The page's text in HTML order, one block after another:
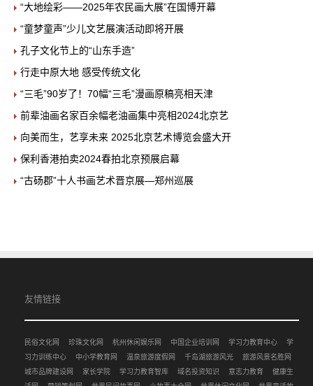
“大地绘彩——2025年农民画大展”在国博开幕
“童梦童声”少儿文艺展演活动即将开展
孔子文化节上的“山东手造”
行走中原大地 感受传统文化
“三毛”90岁了！70幅“三毛”漫画原稿亮相天津
前辈油画名家百余幅老油画集中亮相2024北京艺
向美而生，艺享未来 2025北京艺术博览会盛大开
保利香港拍卖2024春拍北京预展启幕
“古砀郡”十人书画艺术晋京展—郑州巡展
友情链接
民俗文化网 珍珠文化网 杭州休闲娱乐网 中国企业培训网 学习力教育中心
学
习力训练中心
中小学教育网 温泉旅游度假网 千岛湖旅游风光
旅游风景名胜网
城市品牌建设网
家长学院 学习力教育智库 域名投资知识 意志力教育
健康生